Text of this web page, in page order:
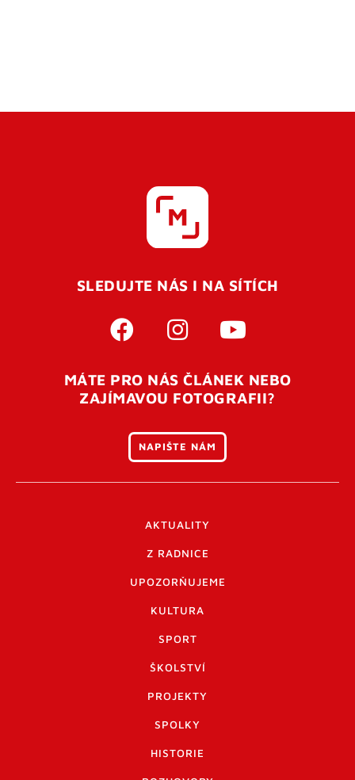
SLEDUJTE NÁS I NA SÍTÍCH
MÁTE PRO NÁS ČLÁNEK NEBO
ZAJÍMAVOU FOTOGRAFII?
NAPIŠTE NÁM
AKTUALITY
Z RADNICE
UPOZORŇUJEME
KULTURA
SPORT
ŠKOLSTVÍ
PROJEKTY
SPOLKY
HISTORIE